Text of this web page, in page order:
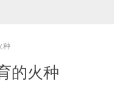
种
的火种